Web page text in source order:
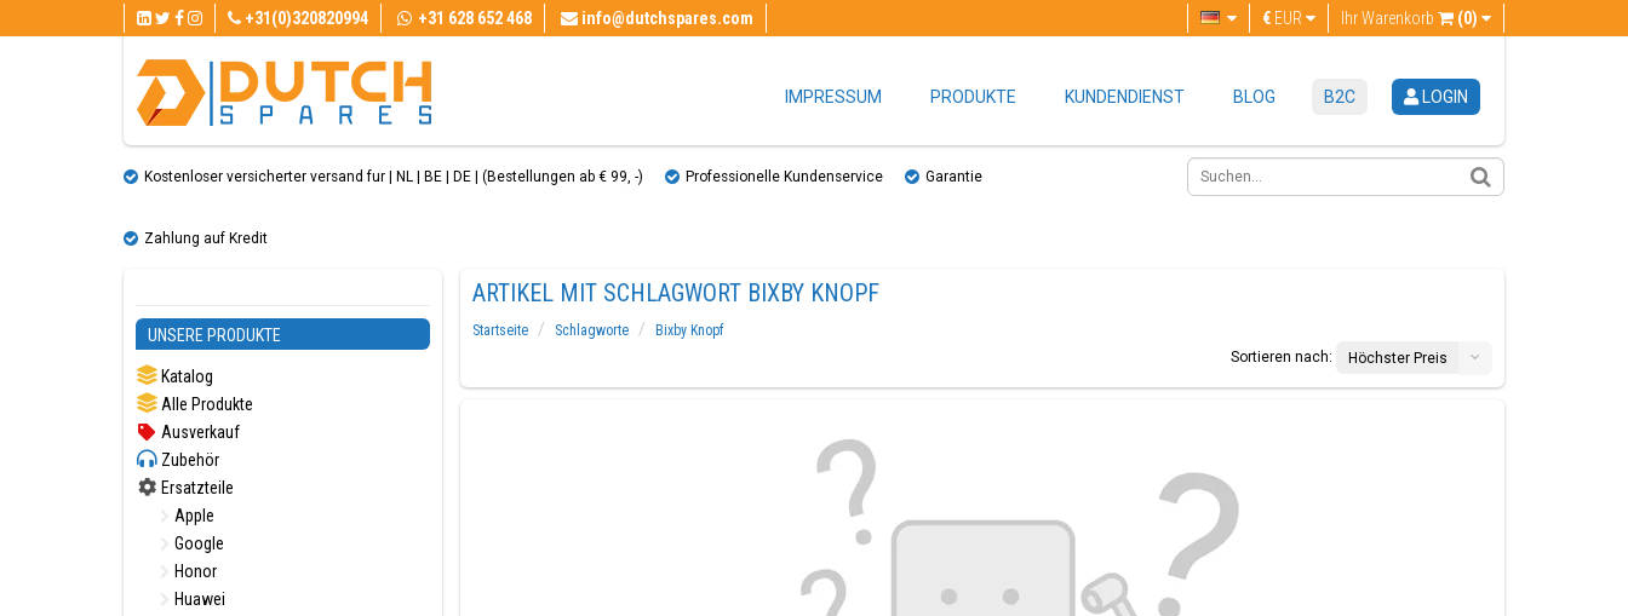
+31(0)320820994 +31 628 652 468 info@dutchspares.com Ihr Warenkorb (0)
€ EUR
IMPRESSUM PRODUKTE KUNDENDIENST BLOG B2C LOGIN
Kostenloser versicherter versand fur | NL | BE | DE | (Bestellungen ab € 99, ​​-) Professionelle Kundenservice Garantie
Zahlung auf Kredit
UNSERE PRODUKTE
Katalog
Alle Produkte
Ausverkauf
Zubehör
Ersatzteile
Apple
Google
Honor
Huawei
ARTIKEL MIT SCHLAGWORT BIXBY KNOPF
Startseite Schlagworte
Bixby Knopf
Sortieren nach:
Höchster Preis